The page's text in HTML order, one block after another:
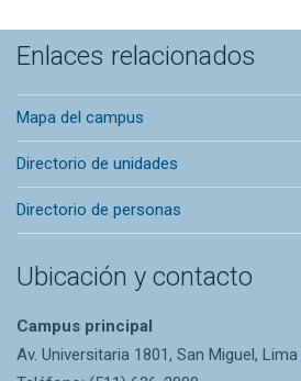
Enlaces relacionados
Mapa del campus
Directorio de unidades
Directorio de personas
Ubicación y contacto
Campus principal
Av. Universitaria 1801, San Miguel,